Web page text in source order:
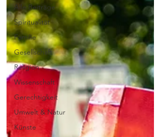
Alle Beiträge
Spiritualität
Familie
Gesellschaft
Religion
Wissenschaft
Gerechtigkeit
Umwelt & Natur
Künste